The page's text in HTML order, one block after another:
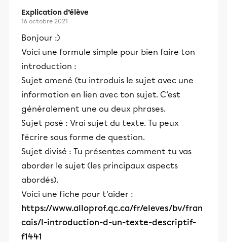
Explication d’élève
16 octobre 2021
Bonjour :)
Voici une formule simple pour bien faire ton
introduction :
Sujet amené (tu introduis le sujet avec une
information en lien avec ton sujet. C'est
généralement une ou deux phrases.
Sujet posé : Vrai sujet du texte. Tu peux
l'écrire sous forme de question.
Sujet divisé : Tu présentes comment tu vas
aborder le sujet (les principaux aspects
abordés).
Voici une fiche pour t'aider :
https://www.alloprof.qc.ca/fr/eleves/bv/fran
cais/l-introduction-d-un-texte-descriptif-
f1441